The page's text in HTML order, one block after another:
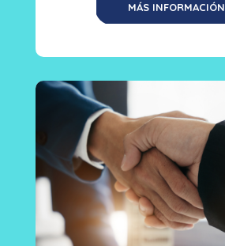
MÁS INFORMACIÓN